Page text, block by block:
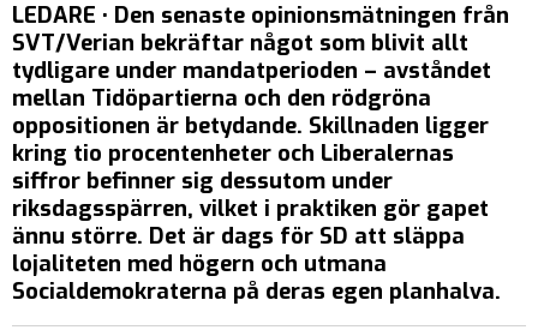
LEDARE • Den senaste opinionsmätningen från
SVT/Verian bekräftar något som blivit allt
tydligare under mandatperioden – avståndet
mellan Tidöpartierna och den rödgröna
oppositionen är betydande. Skillnaden ligger
kring tio procentenheter och Liberalernas
siffror befinner sig dessutom under
riksdagsspärren, vilket i praktiken gör gapet
ännu större. Det är dags för SD att släppa
lojaliteten med högern och utmana
Socialdemokraterna på deras egen planhalva.